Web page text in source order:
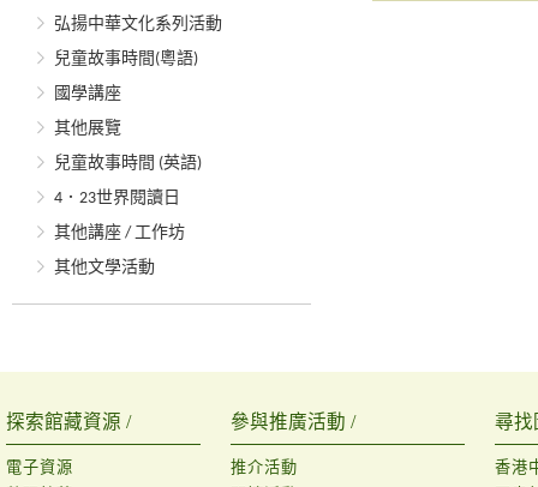
弘揚中華文化系列活動
兒童故事時間(粵語)
國學講座
其他展覽
兒童故事時間 (英語)
4．23世界閱讀日
其他講座 / 工作坊
其他文學活動
探索館藏資源 /
電子資源
參與推廣活動 /
推介活動
尋找
香港